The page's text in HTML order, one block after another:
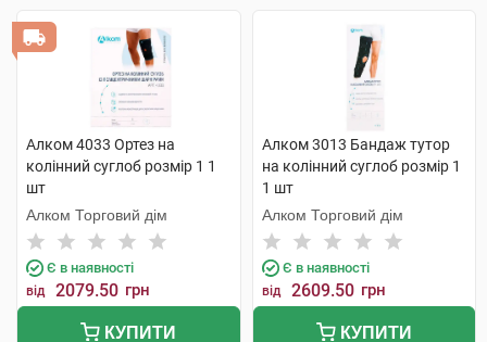
Алком 4033 Ортез на
колінний суглоб розмір 1 1
шт
Алком Торговий дім
Є в наявності
від 2079.50 грн
КУПИТИ
Алком 3013 Бандаж тутор
на колінний суглоб розмір 1
1 шт
Алком Торговий дім
Є в наявності
від 2609.50 грн
КУПИТИ